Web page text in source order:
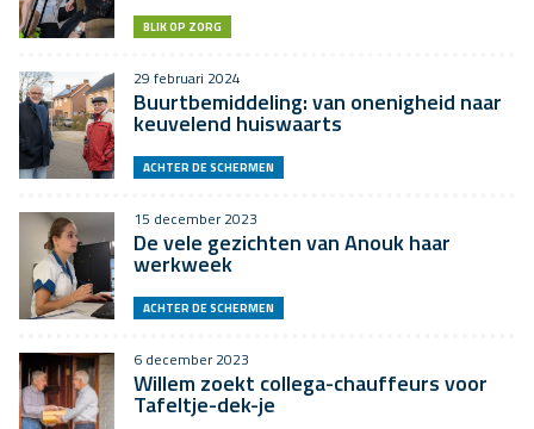
BLIK OP ZORG
29 februari 2024
Buurtbemiddeling: van onenigheid naar
keuvelend huiswaarts
ACHTER DE SCHERMEN
15 december 2023
De vele gezichten van Anouk haar
werkweek
ACHTER DE SCHERMEN
6 december 2023
Willem zoekt collega-chauffeurs voor
Tafeltje-dek-je